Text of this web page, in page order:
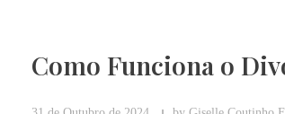
Como Funciona o